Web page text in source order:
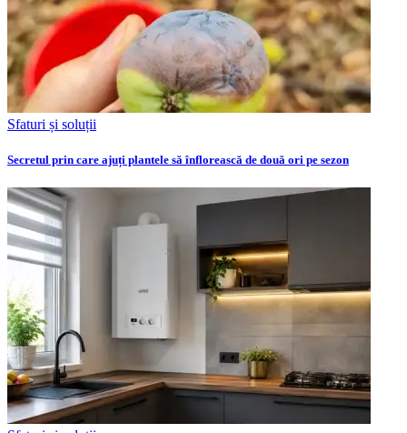
Sfaturi și soluții
Secretul prin care ajuți plantele să înflorească de două ori pe sezon